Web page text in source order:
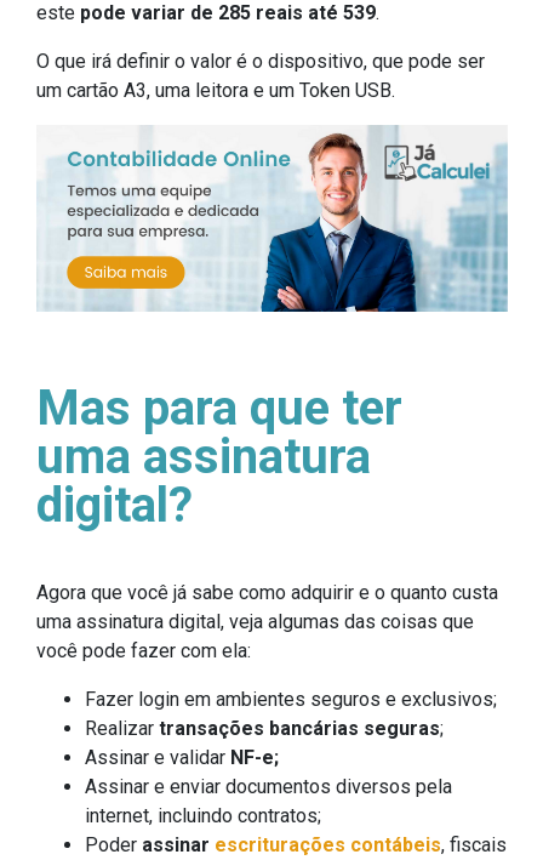
este pode variar de 285 reais até 539.
O que irá definir o valor é o dispositivo, que pode ser
um cartão A3, uma leitora e um Token USB.
Mas para que ter
uma assinatura
digital?
Agora que você já sabe como adquirir e o quanto custa
uma assinatura digital, veja algumas das coisas que
você pode fazer com ela:
Fazer login em ambientes seguros e exclusivos;
Realizar transações bancárias seguras;
Assinar e validar NF-e;
Assinar e enviar documentos diversos pela
internet, incluindo contratos;
Poder assinar escriturações contábeis, fiscais